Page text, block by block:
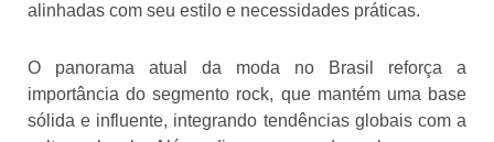
alinhadas com seu estilo e necessidades práticas.
O panorama atual da moda no Brasil reforça a
importância do segmento rock, que mantém uma base
sólida e influente, integrando tendências globais com a